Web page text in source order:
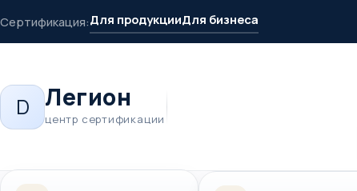
Сертификация:Для продукцииДля бизнеса
D Легион
центр сертификации